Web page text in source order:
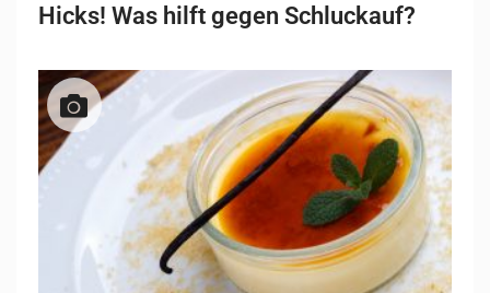
Hicks! Was hilft gegen Schluckauf?